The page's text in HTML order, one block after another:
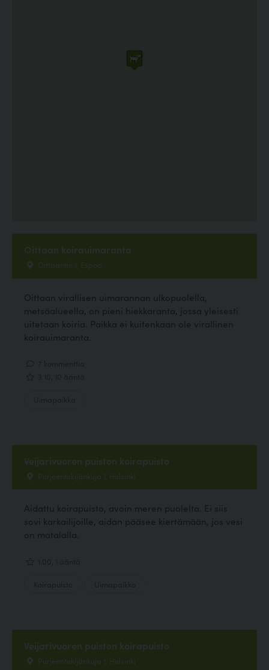
Oittaan koirauimaranta
Oittaantie 1, Espoo
Oittaan virallisen uimarannan ulkopuolella,
metsäalueella, on pieni hiekkaranta, jossa yleisesti
uitetaan koiria. Paikka ei kuitenkaan ole virallinen
koirauimaranta.
Veijarivuoren puiston koirapuisto
Purjeentekijänkuja 1, Helsinki
Aidattu koirapuisto, avoin meren puolelta. Ei siis
sovi karkailijoille, aidan pääsee kiertämään, jos vesi
on matalalla.
Veijarivuoren puiston koirapuisto
Purjeentekijänkuja 1, Helsinki